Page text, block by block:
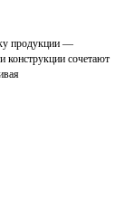
продукции —
конструкции сочетают